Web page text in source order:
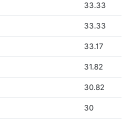
33.33
33.33
33.17
31.82
30.82
30